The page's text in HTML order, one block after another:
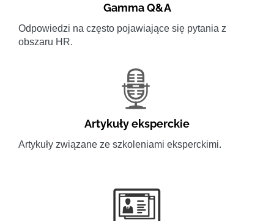
Gamma Q&A
Odpowiedzi na często pojawiające się pytania z
obszaru HR.
Artykuły eksperckie
Artykuły związane ze szkoleniami eksperckimi.